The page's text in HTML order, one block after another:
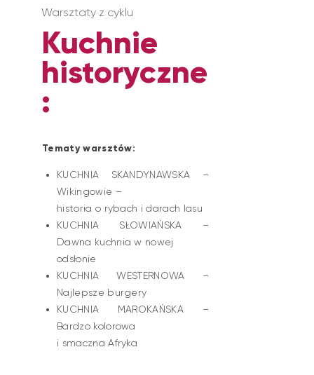
Warsztaty z cyklu
Kuchnie
historyczne
:
Tematy warsztów:
KUCHNIA SKANDYNAWSKA –
Wikingowie –
historia o rybach i darach lasu
KUCHNIA SŁOWIAŃSKA –
Dawna kuchnia w nowej
odsłonie
KUCHNIA WESTERNOWA –
Najlepsze burgery
KUCHNIA MAROKAŃSKA –
Bardzo kolorowa
i smaczna Afryka